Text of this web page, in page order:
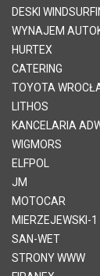
DESKI
WYNAJEM
HURTEX
CATERING
TOYOTA
LITHOS
KANCELARIA
WIGMORS
ELFPOL
JM
MOTOCAR
MIERZEJEWSKI-1
SAN-WET
STRONY WWW